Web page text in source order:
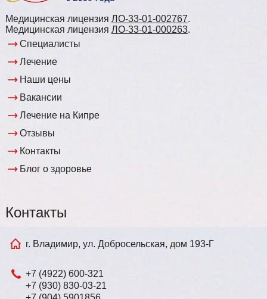
Медицинская лицензия ЛО-33-01-002767.
Медицинская лицензия ЛО-33-01-000263.
Специалисты
Лечение
Наши цены
Вакансии
Лечение на Кипре
Отзывы
Контакты
Блог о здоровье
Контакты
г. Владимир, ул. Добросельская, дом 193-Г
+7 (4922) 600-321
+7 (930) 830-03-21